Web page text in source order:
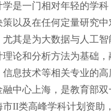
学是一门相对年轻的学
以及在任何定量研究
其是为大数据与人工
论和分析方法为基础
息技术等相关专业的
中心上海，是教育部双
市II类高峰学科计划资助